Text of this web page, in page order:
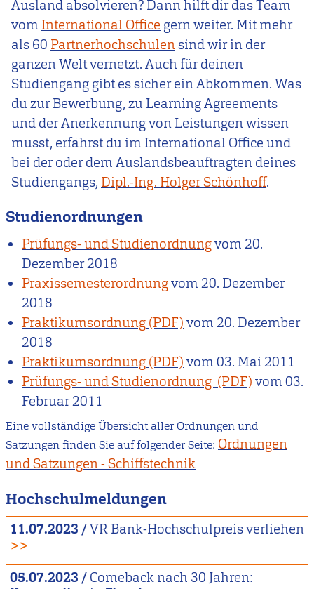
Ausland absolvieren? Dann hilft dir das Team
vom International Office gern weiter. Mit mehr
als 60 Partnerhochschulensind wir in der
ganzen Welt vernetzt. Auch für deinen
Studiengang gibt es sicher ein Abkommen. Was
du zur Bewerbung, zu Learning Agreements
und der Anerkennung von Leistungen wissen
musst, erfährst du im International Office und
bei der oder dem Auslandsbeauftragten deines
Studiengangs, Dipl.-Ing. Holger Schönhoff.
Studienordnungen
Prüfungs- und Studienordnungvom20.
Dezember 2018
Praxissemesterordnungvom20. Dezember
2018
Praktikumsordnung
vom20. Dezember
2018
Praktikumsordnung
vom03. Mai 2011
Prüfungs- und Studienordnung
vom03.
Februar 2011
Eine vollständige Übersicht aller Ordnungen und
Satzungen finden Sie auf folgender Seite: Ordnungen
und Satzungen - Schiffstechnik
Hochschulmeldungen
11.07.2023 /VR Bank-Hochschulpreis verliehen
>>
05.07.2023 / Comeback nach 30 Jahren: